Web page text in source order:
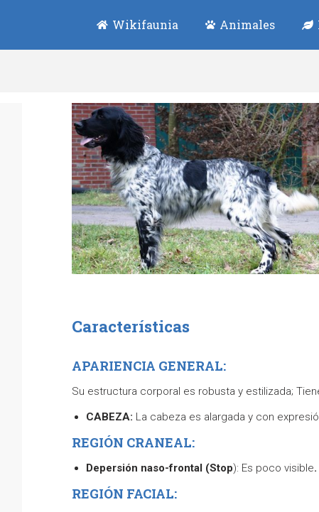
Wikifaunia Animales
Características
APARIENCIA GENERAL:
Su estructura corporal es robusta y estilizada;
CABEZA: La cabeza es alargada y con
REGIÓN CRANEAL:
Depersión naso-frontal (Stop): Es poco visible.
REGIÓN FACIAL: